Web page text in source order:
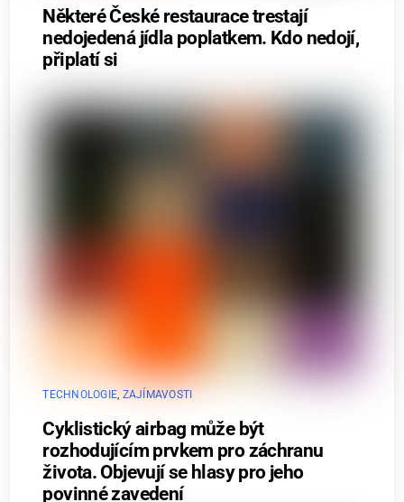
Některé České restaurace trestají
nedojedená jídla poplatkem. Kdo nedojí,
připlatí si
TECHNOLOGIE ZAJÍMAVOSTI
Cyklistický airbag může být
rozhodujícím prvkem pro záchranu
života. Objevují se hlasy pro jeho
povinné zavedení